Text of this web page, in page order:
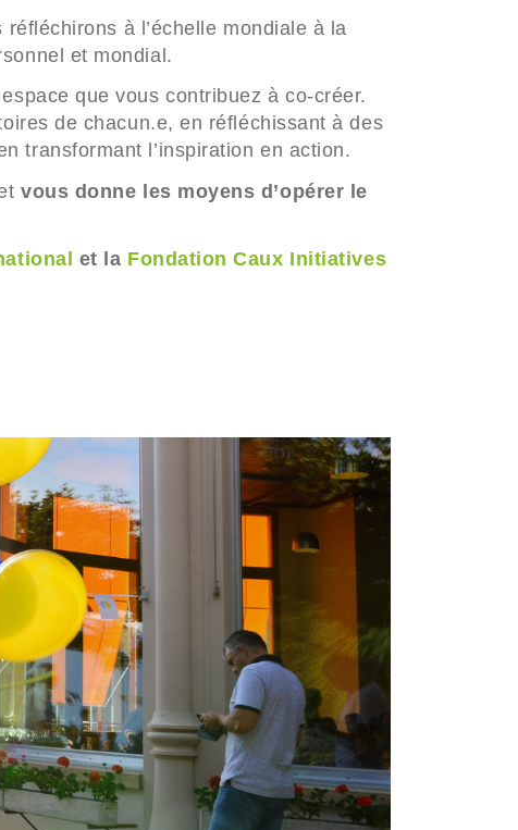
à l’échelle mondiale à la
et mondial.
que vous contribuez à co-créer.
de chacun.e, en réfléchissant à des
transformant l’inspiration en action.
vous donne les moyens d’opérer le
et la Fondation Caux Initiatives